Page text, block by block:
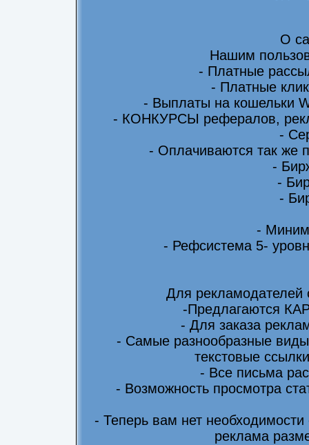
О
Нашим
- Платные
- Платные
- Выплаты на кошельки
- КОНКУРСЫ рефералов,
-
- Оплачиваются так же
-
-
-
-
- Рефсистема 5-
Для
-Предлагаются
- Для заказа
- Самые разнообразные
текстовые
- Все письма
- Возможность просмотра
- Теперь вам нет
реклама